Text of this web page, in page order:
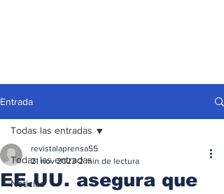
Entrada
Todas las entradas
Noticias
Todas las entradas
EE.UU. asegura que
revistalaprensa55
21 nov 2023 2 min de lectura